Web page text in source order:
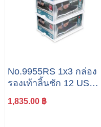
No.9955RS 1x3 กล่อง
รองเท้าลิ้นชัก 12 US
ผู้ชาย แพค 3 ใบ
1,835.00 ฿